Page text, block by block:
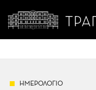
ΗΜΕΡΟΛΟΓΙΟ